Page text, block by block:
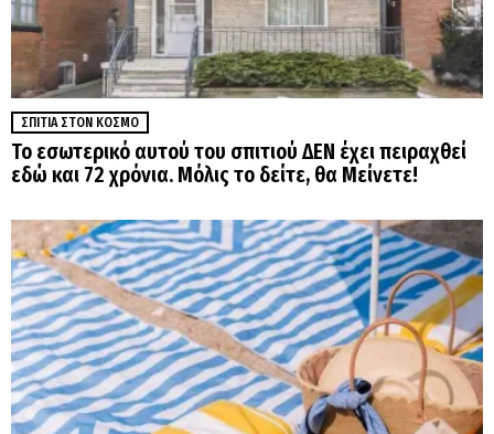
ΣΠΊΤΙΑ ΣΤΟΝ ΚΌΣΜΟ
Το εσωτερικό αυτού του σπιτιού ΔΕΝ έχει πειραχθεί
εδώ και 72 χρόνια. Μόλις το δείτε, θα Μείνετε!